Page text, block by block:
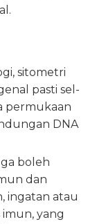
sitometri
pasti sel-
permukaan
DNA
boleh
dan
ingatan atau
yang